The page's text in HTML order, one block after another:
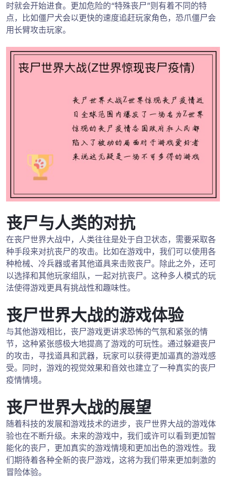
时就会开始进食。更加危险的“特殊丧尸”则有着不同的特
点，比如僵尸犬会以更快的速度追赶玩家角色，恐爪僵尸会
用长臂攻击玩家。
丧尸与人类的对抗
在丧尸世界大战中，人类往往是处于自卫状态，需要采取各
种手段来对抗丧尸的攻击。比如在游戏中，我们可以使用各
种枪械、冷兵器或者其他道具来击败丧尸。除此之外，还可
以选择和其他玩家组队，一起对抗丧尸。这种多人模式的玩
法使得游戏更具有挑战性和趣味性。
丧尸世界大战的游戏体验
与其他游戏相比，丧尸游戏更讲求恐怖的气氛和紧张的情
节，这种紧张感极大地提高了游戏的可玩性。通过躲避丧尸
的攻击，寻找道具和武器，玩家可以获得更加逼真的游戏感
受。同时，游戏的视觉效果和音效也建立了一种真实的丧尸
疫情情境。
丧尸世界大战的展望
随着科技的发展和游戏技术的进步，丧尸世界大战的游戏体
验也在不断升级。未来的游戏中，我们或许可以看到更加智
能化的丧尸，更加真实的游戏情境和更加出色的游戏性。我
们期待着各种全新的丧尸游戏，这将为我们带来更加刺激的
冒险体验。